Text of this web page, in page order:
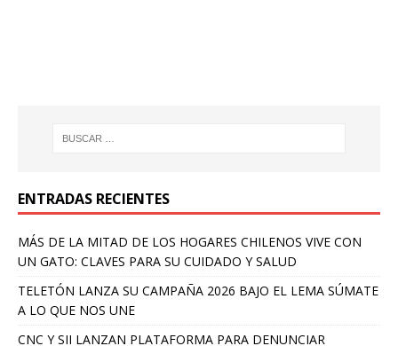
ENTRADAS RECIENTES
MÁS DE LA MITAD DE LOS HOGARES CHILENOS VIVE CON
UN GATO: CLAVES PARA SU CUIDADO Y SALUD
TELETÓN LANZA SU CAMPAÑA 2026 BAJO EL LEMA SÚMATE
A LO QUE NOS UNE
CNC Y SII LANZAN PLATAFORMA PARA DENUNCIAR